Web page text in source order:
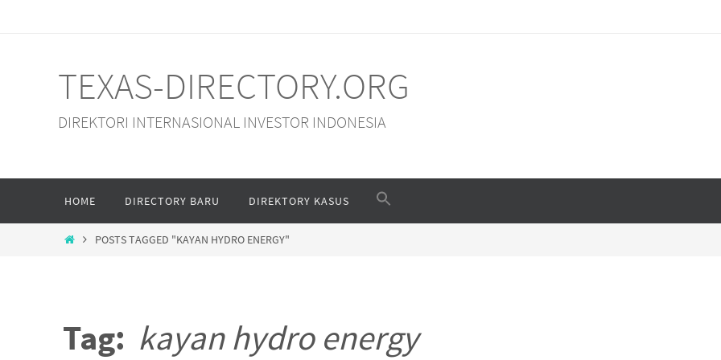
TEXAS-DIRECTORY.ORG
DIREKTORI INTERNASIONAL INVESTOR INDONESIA
content
HOME DIRECTORY BARU DIREKTORY KASUS
HOMEPOSTS TAGGED "KAYAN HYDRO ENERGY"
Tag: kayan hydro energy